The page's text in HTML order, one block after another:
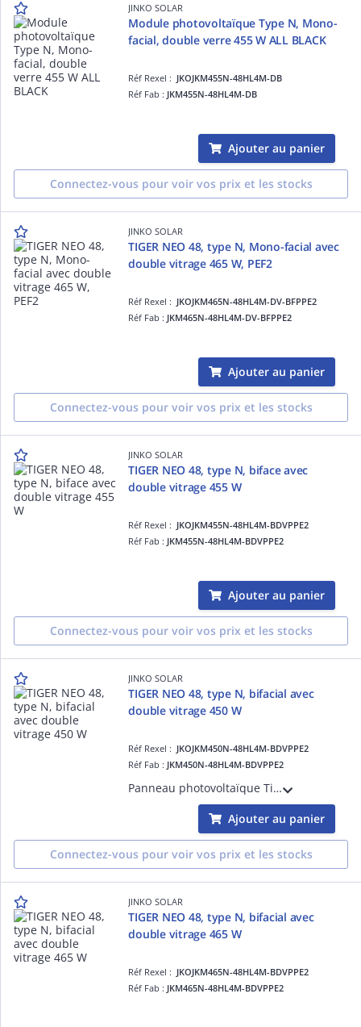
JINKO SOLAR
Module photovoltaïque Type N, Mono-
facial, double verre 455 W ALL BLACK
Réf Rexel : JKOJKM455N-48HL4M-DB
Réf Fab : JKM455N-48HL4M-DB
Ajouter au panier
Connectez-vous pour voir vos prix et les stocks
JINKO SOLAR
TIGER NEO 48, type N, Mono-facial avec
double vitrage 465 W, PEF2
Réf Rexel : JKOJKM465N-48HL4M-DV-BFPPE2
Réf Fab : JKM465N-48HL4M-DV-BFPPE2
Ajouter au panier
Connectez-vous pour voir vos prix et les stocks
JINKO SOLAR
TIGER NEO 48, type N, biface avec
double vitrage 455 W
Réf Rexel : JKOJKM455N-48HL4M-BDVPPE2
Réf Fab : JKM455N-48HL4M-BDVPPE2
Ajouter au panier
Connectez-vous pour voir vos prix et les stocks
JINKO SOLAR
TIGER NEO 48, type N, bifacial avec
double vitrage 450 W
Réf Rexel : JKOJKM450N-48HL4M-BDVPPE2
Réf Fab : JKM450N-48HL4M-BDVPPE2
Panneau photovoltaïque Tiger Neo 48HL4M-BDV 450W, 96 cellules (48x2) N-type Monocristalline, module bifacial avec double vitrage. Dimensions :1762x1134x30mm, 24kg. Garantie de Puissance 30 ans.
Ajouter au panier
Connectez-vous pour voir vos prix et les stocks
JINKO SOLAR
TIGER NEO 48, type N, bifacial avec
double vitrage 465 W
Réf Rexel : JKOJKM465N-48HL4M-BDVPPE2
Réf Fab : JKM465N-48HL4M-BDVPPE2